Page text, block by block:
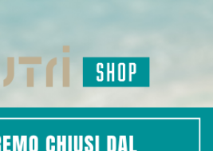
ne sottolinea la sua
entra in gioco nel ciclo
dei nutrienti
e la funzionalità del